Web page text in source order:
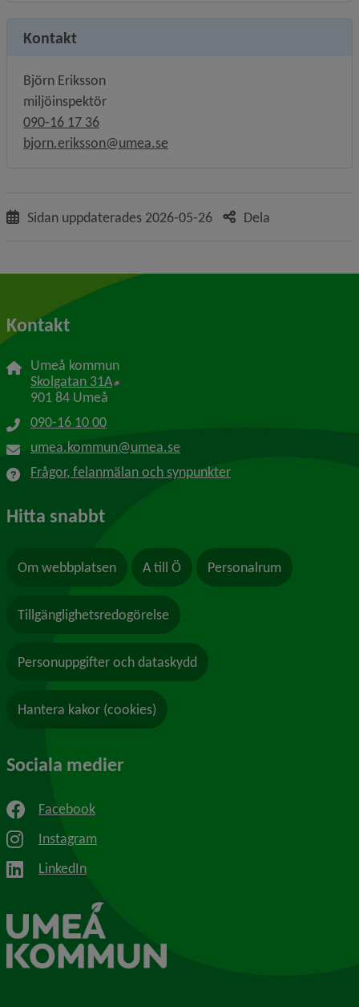
Kontakt
Björn Eriksson
miljöinspektör
090-16 17 36
bjorn.eriksson@umea.se
Sidan uppdaterades 2026-05-26 Dela
Kontakt
Umeå kommun
Skolgatan 31A Länk till annan webbplats, öppnas i nytt
901 84 Umeå
090-16 10 00
umea.kommun@umea.se
Frågor, felanmälan och synpunkter
Hitta snabbt
Om webbplatsen A till Ö Personalrum
Tillgänglighetsredogörelse
Personuppgifter och dataskydd
Hantera kakor (cookies)
Sociala medier
Facebook
Instagram
LinkedIn